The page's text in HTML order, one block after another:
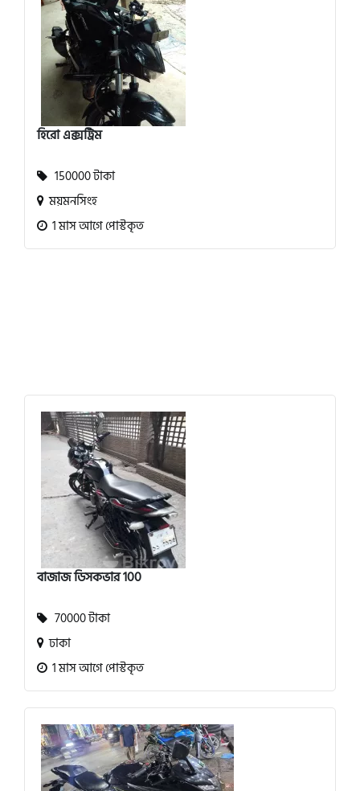
হিরো এক্সট্রিম
150000 টাকা
ময়মনসিংহ
1 মাস আগে পোস্টকৃত
বাজাজ ডিসকভার 100
70000 টাকা
ঢাকা
1 মাস আগে পোস্টকৃত